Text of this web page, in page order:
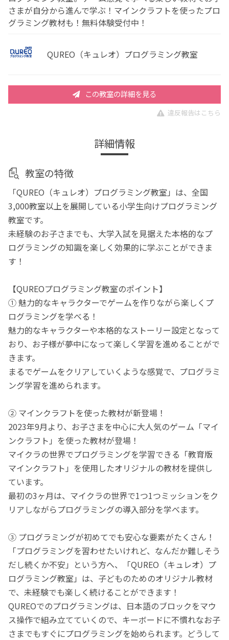
さまが自分から進んで学ぶ！マインクラフトを使ったプロ
グラミング教材も！無料体験受付中！
QUREO（キュレオ）プログラミング教室
この教室の詳細を見る
違反報告はこちら
詳細情報
教室の特徴
「QUREO（キュレオ）プログラミング教室」は、全国
3,000教室以上を展開している小学生向けプログラミング
教室です。
未経験のお子さまでも、大学入試を見据えた本格的なプ
ログラミングの知識を楽しく効果的に学ぶことができま
す！
【QUREOプログラミング教室のポイント】
① 魅力的なキャラクターでゲームを作りながら楽しくプ
ログラミングを学べる！
魅力的なキャラクターや本格的なストーリー設定となって
おり、お子様が夢中になって楽しく学習を進めることがで
きます。
まるでゲームをクリアしていくような感覚で、プログラミ
ング学習を進められます。
② マインクラフトを使った教材が新登場！
2023年9月より、お子さまを中心に大人気のゲーム「マイ
ンクラフト」を使った教材が登場！
マイクラの世界でプログラミングを学習できる「教育版
マインクラフト」を使用したオリジナルの教材を提供し
ています。
最初の3ヶ月は、マイクラの世界で1つ1つミッションをク
リアしながらプログラミングの導入部分を学べます。
③ プログラミングが初めてでも安心な要素がたくさん！
「プログラミングを習わせたいけれど、なんだか難しそう
だし続くか不安」という方へ、「QUREO（キュレオ）プ
ログラミング教室」は、子どものためのオリジナル教材
で、未経験でも楽しく続けることができます！
QUREOでのプログラミングは、日本語のブロックをマウ
ス操作で組み立てていくので、キーボードに不慣れなお子
さまでもすぐにプログラミングを始められます。どうして